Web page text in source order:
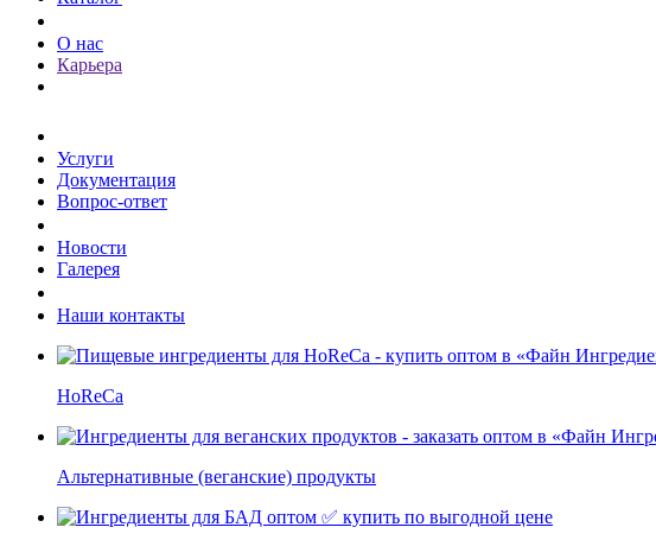
О нас
Карьера
Услуги
Документация
Вопрос-ответ
Новости
Галерея
Наши контакты
HoReCa
Альтернативные (веганские) продукты